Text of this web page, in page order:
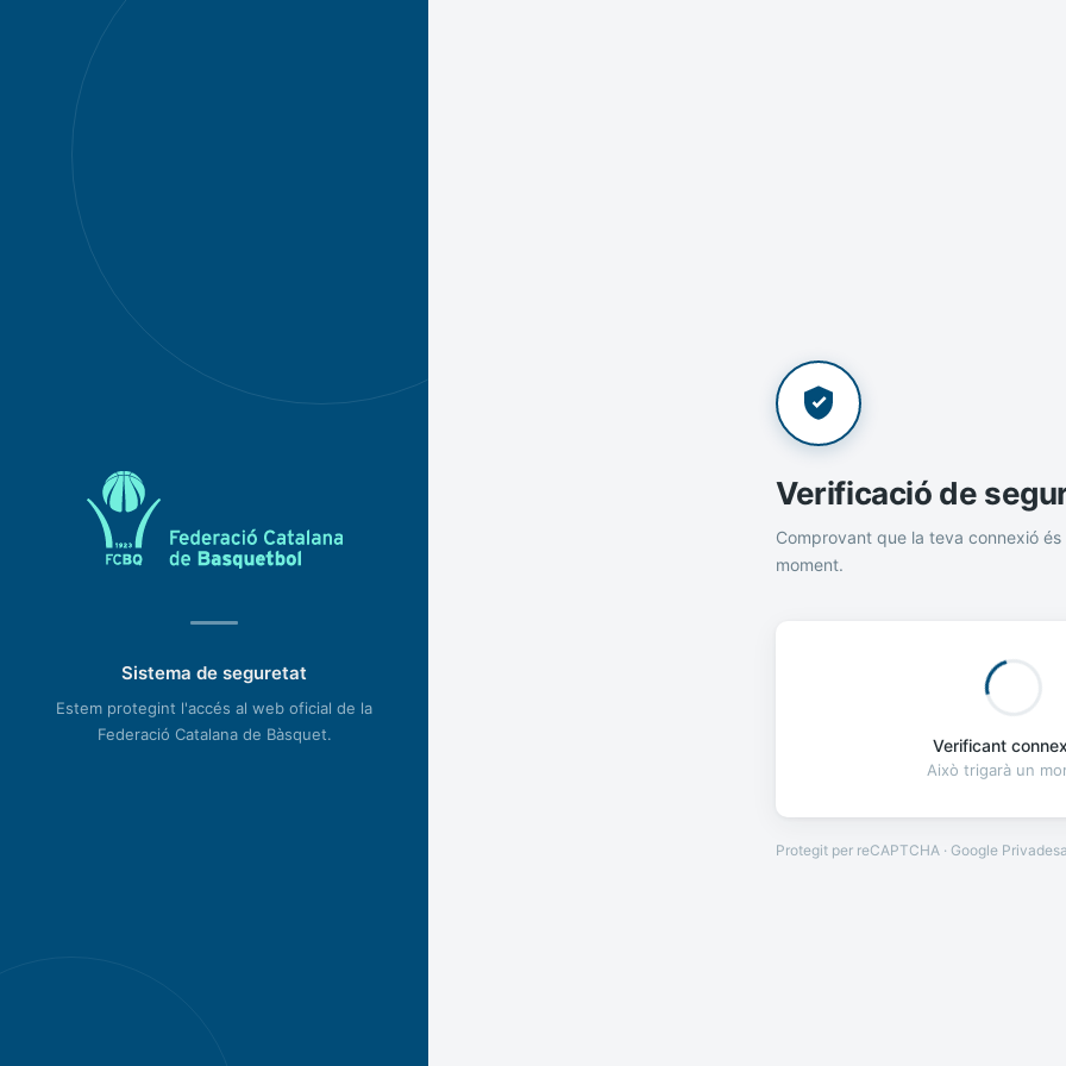
Sistema de seguretat
Estem protegint l'accés al web oficial de la
Federació Catalana de Bàsquet.
Verificació de
Comprovant que la teva connexió és
moment.
Verificant
Això trigarà un
Protegit per reCAPTCHA · Google Privadesa